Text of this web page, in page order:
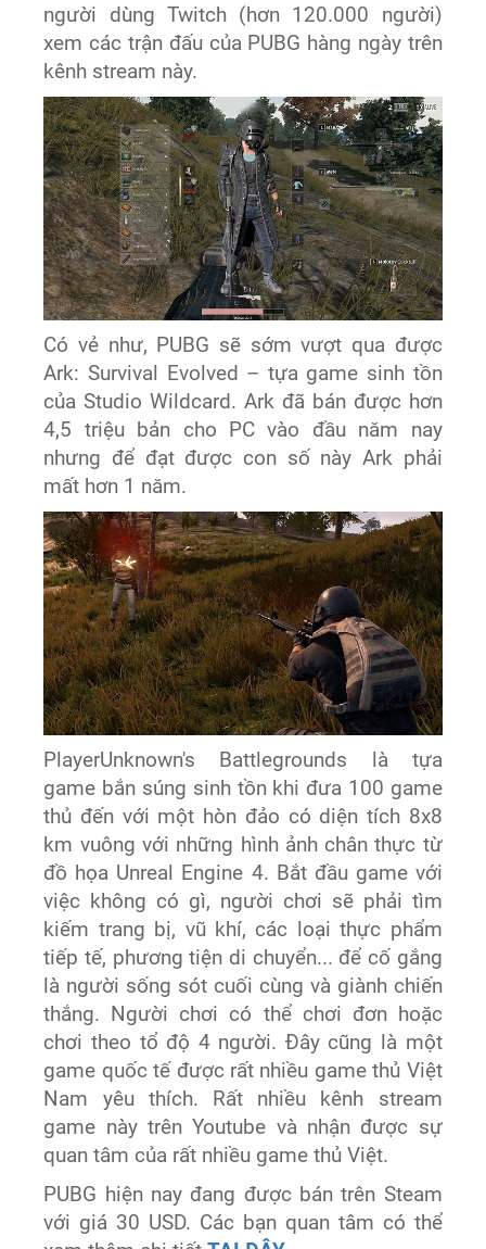
người dùng Twitch (hơn 120.000 người)
xem các trận đấu của PUBG hàng ngày trên
kênh stream này.
Có vẻ như, PUBG sẽ sớm vượt qua được
Ark: Survival Evolved – tựa game sinh tồn
của Studio Wildcard. Ark đã bán được hơn
4,5 triệu bản cho PC vào đầu năm nay
nhưng để đạt được con số này Ark phải
mất hơn 1 năm.
PlayerUnknown's Battlegrounds là tựa
game bắn súng sinh tồn khi đưa 100 game
thủ đến với một hòn đảo có diện tích 8x8
km vuông với những hình ảnh chân thực từ
đồ họa Unreal Engine 4. Bắt đầu game với
việc không có gì, người chơi sẽ phải tìm
kiếm trang bị, vũ khí, các loại thực phẩm
tiếp tế, phương tiện di chuyển... để cố gắng
là người sống sót cuối cùng và giành chiến
thắng. Người chơi có thể chơi đơn hoặc
chơi theo tổ độ 4 người. Đây cũng là một
game quốc tế được rất nhiều game thủ Việt
Nam yêu thích. Rất nhiều kênh stream
game này trên Youtube và nhận được sự
quan tâm của rất nhiều game thủ Việt.
PUBG hiện nay đang được bán trên Steam
với giá 30 USD. Các bạn quan tâm có thể